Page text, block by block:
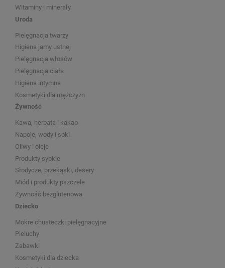
Witaminy i minerały
Uroda
Pielęgnacja twarzy
Higiena jamy ustnej
Pielęgnacja włosów
Pielęgnacja ciała
Higiena intymna
Kosmetyki dla mężczyzn
Żywność
Kawa, herbata i kakao
Napoje, wody i soki
Oliwy i oleje
Produkty sypkie
Słodycze, przekąski, desery
Miód i produkty pszczele
Żywność bezglutenowa
Dziecko
Mokre chusteczki pielęgnacyjne
Pieluchy
Zabawki
Kosmetyki dla dziecka